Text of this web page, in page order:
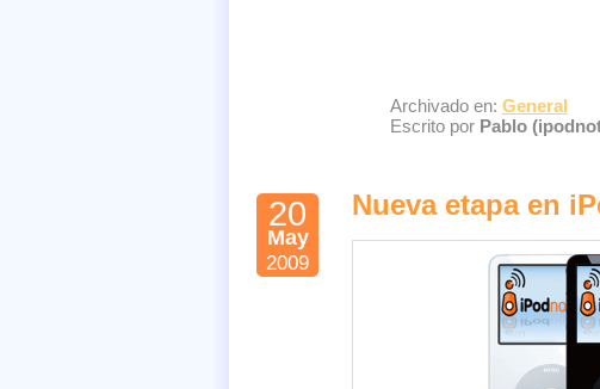
Archivado en: General
Escrito por Pablo
Nueva etapa en
20
May
2009